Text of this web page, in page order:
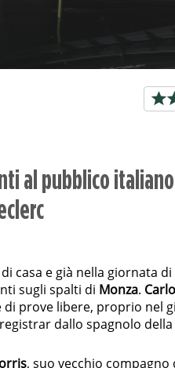
al pubblico
casa e già nella giornata
sugli spalti di Monza.
prove libere, proprio nel
dallo spagnolo della
, suo vecchio compagno